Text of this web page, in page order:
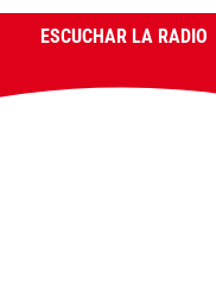
ESCUCHAR LA RADIO